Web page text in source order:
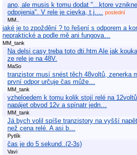
ano, ale musis k tomu dodat "...ktore
odpojenia". V rele je cievka, t.j.…
poslední
MM..
jaké je to zpoždění ? to řešení s odporem a
nepraktické a podle mě ani fungova…
MM_tank
Na delsi casy treba toto dti.htm Ale jak
ze rele je na 48V.
MaSo
tranzistor musí snést těch 48voltů, zenerka
první odpor určuje čas může…
MM_tank
vzheloedem k tomu kolik stojí relé na
napájet obvod 12v a spínatr jedn…
MM_tank
Já bych volil spíše tranzistory na vyšší
než cena relé. A asi b…
Pytlík
čas je do 5 sekund..(2-3s)
Vavi